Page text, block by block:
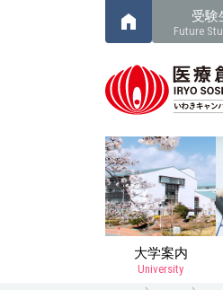
受験
Future
大学案内
University